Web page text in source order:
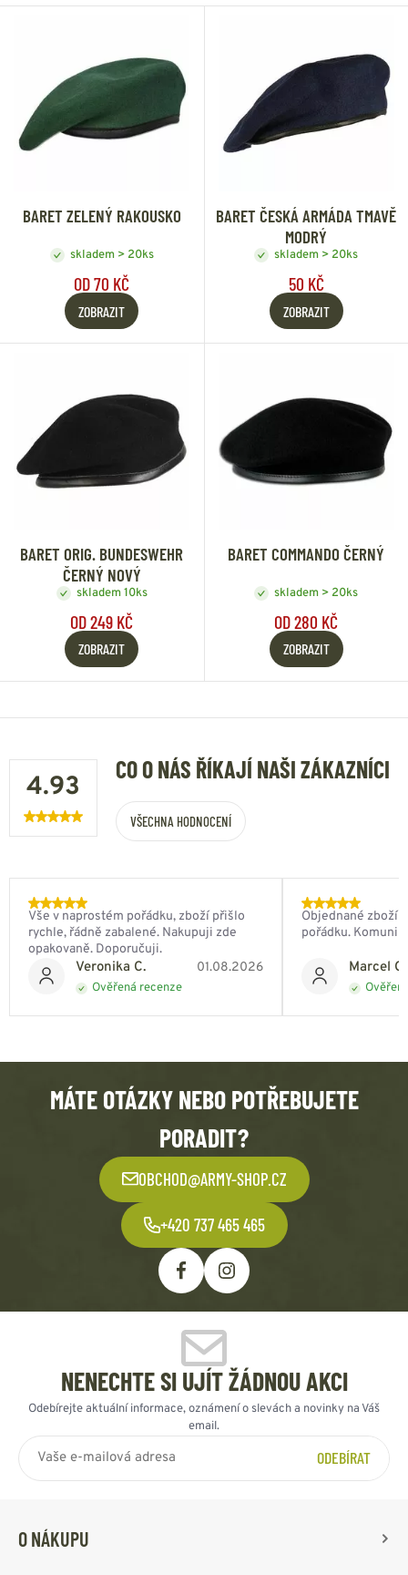
BARET ZELENÝ RAKOUSKO
skladem > 20ks
OD 70 KČ
ZOBRAZIT
BARET ČESKÁ ARMÁDA TMAVĚ
MODRÝ
skladem > 20ks
50 KČ
ZOBRAZIT
BARET ORIG. BUNDESWEHR
ČERNÝ NOVÝ
skladem 10ks
OD 249 KČ
ZOBRAZIT
BARET COMMANDO ČERNÝ
skladem > 20ks
OD 280 KČ
ZOBRAZIT
4.93
CO O NÁS ŘÍKAJÍ NAŠI ZÁKAZNÍCI
VŠECHNA HODNOCENÍ
Veronika C. 01.08.2026
Ověřená recenze
Vše v naprostém pořádku, zboží přišlo
rychle, řádně zabalené. Nakupuji zde
opakovaně. Doporučuji.
Marcel
Objednané zboží
pořádku.
MÁTE OTÁZKY NEBO POTŘEBUJETE
PORADIT?
OBCHOD@ARMY-SHOP.CZ
+420 737 465 465
NENECHTE SI UJÍT ŽÁDNOU AKCI
Odebírejte aktuální informace, oznámení o slevách a novinky na Váš
email.
ODEBÍRAT
O NÁKUPU